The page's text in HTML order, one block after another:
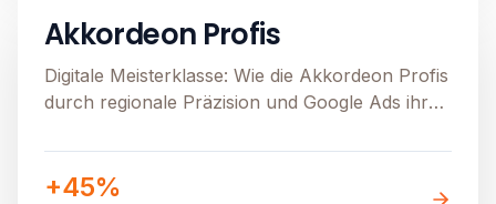
Akkordeon Profis
Digitale Meisterklasse: Wie die Akkordeon Profis
durch regionale Präzision und Google Ads ihren
+45%